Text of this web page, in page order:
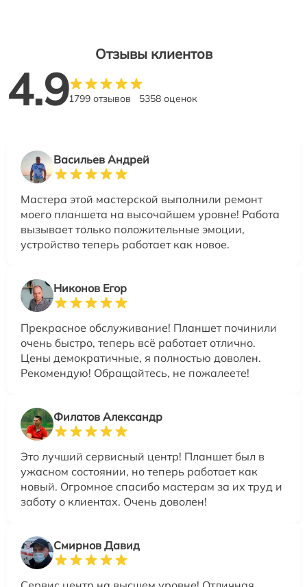
Отзывы клиентов
4.91799 отзывов 5358 оценок
Васильев Андрей
Мастера этой мастерской выполнили ремонт
моего планшета на высочайшем уровне! Работа
вызывает только положительные эмоции,
устройство теперь работает как новое.
Никонов Егор
Прекрасное обслуживание! Планшет починили
очень быстро, теперь всё работает отлично.
Цены демократичные, я полностью доволен.
Рекомендую! Обращайтесь, не пожалеете!
Филатов Александр
Это лучший сервисный центр! Планшет был в
ужасном состоянии, но теперь работает как
новый. Огромное спасибо мастерам за их труд и
заботу о клиентах. Очень доволен!
Смирнов Давид